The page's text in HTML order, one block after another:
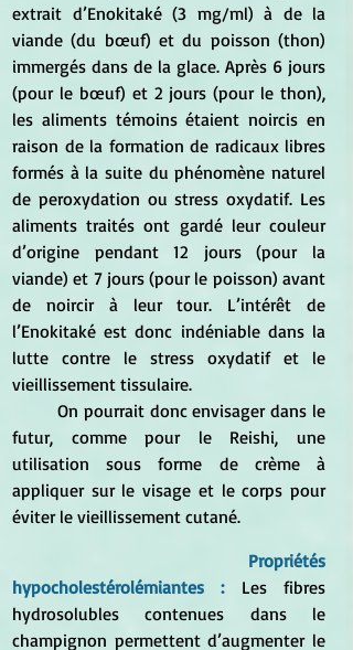
extrait d’Enokitaké (3 mg/ml) à de la
viande (du bœuf) et du poisson (thon)
immergés dans de la glace. Après 6 jours
(pour le bœuf) et 2 jours (pour le thon),
les aliments témoins étaient noircis en
raison de la formation de radicaux libres
formés à la suite du phénomène naturel
de peroxydation ou stress oxydatif. Les
aliments traités ont gardé leur couleur
d’origine pendant 12 jours (pour la
viande) et 7 jours (pour le poisson) avant
de noircir à leur tour. L’intérêt de
l’Enokitaké est donc indéniable dans la
lutte contre le stress oxydatif et le
vieillissement tissulaire.
futur, comme pour le Reishi, une
utilisation sous forme de crème à
appliquer sur le visage et le corps pour
éviter le vieillissement cutané.
Propriétés
hypocholestérolémiantes : Les fibres
hydrosolubles contenues dans le
champignon permettent d’augmenter le